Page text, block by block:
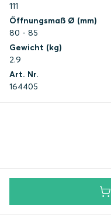
111
Öffnungsmaß Ø (mm)
80 - 85
Gewicht (kg)
2.9
Art. Nr.
164405